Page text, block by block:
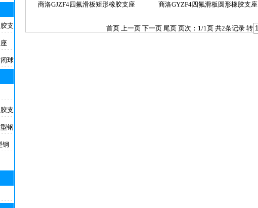
支
球
支
钢
钢
商洛GJZF4四氟滑板矩形橡胶支座 商洛GYZF4四氟滑板圆形橡胶支座
首页 上一页 下一页 尾页 页次：1/1页 共2条记录 转